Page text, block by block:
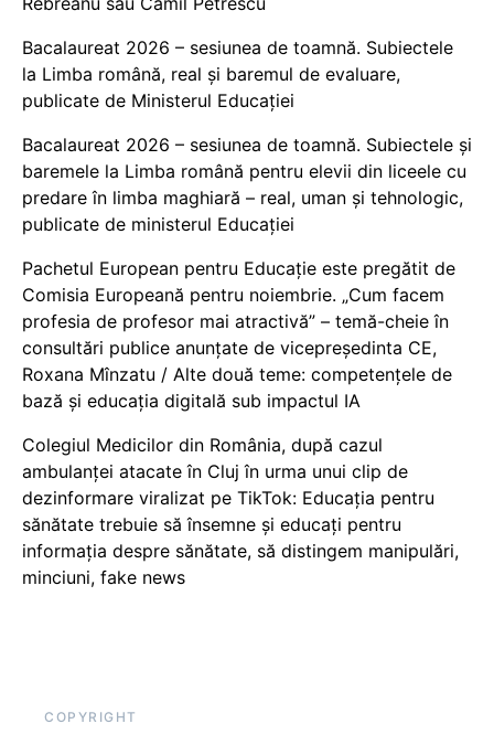
Bacalaureat 2026 – sesiunea de toamnă. Subiectele
la Limba română, real și baremul de evaluare,
publicate de Ministerul Educației
Bacalaureat 2026 – sesiunea de toamnă. Subiectele și
baremele la Limba română pentru elevii din liceele cu
predare în limba maghiară – real, uman și tehnologic,
publicate de ministerul Educației
Pachetul European pentru Educație este pregătit de
Comisia Europeană pentru noiembrie. „Cum facem
profesia de profesor mai atractivă” – temă-cheie în
consultări publice anunțate de vicepreședinta CE,
Roxana Mînzatu / Alte două teme: competențele de
bază și educația digitală sub impactul IA
Colegiul Medicilor din România, după cazul
ambulanței atacate în Cluj în urma unui clip de
dezinformare viralizat pe TikTok: Educația pentru
sănătate trebuie să însemne și educați pentru
informația despre sănătate, să distingem manipulări,
minciuni, fake news
COPYRIGHT